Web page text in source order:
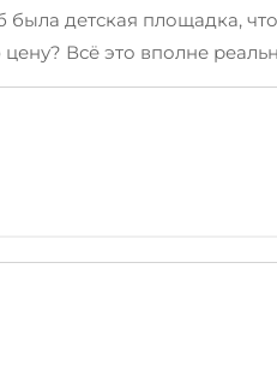
была детская площадка,
Всё это вполне
цены!!!Бронируйте